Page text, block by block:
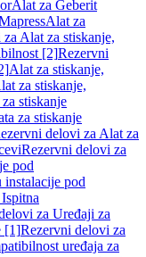
Alat za Geberit
Alat za
Alat za stiskanje,
[2]Rezervni
Alat za stiskanje,
za stiskanje,
stiskanje
za stiskanje
delovi za Alat za
Rezervni delovi za
pod
instalacije pod
za Uređaji za
[1]Rezervni delovi za
uređaja za